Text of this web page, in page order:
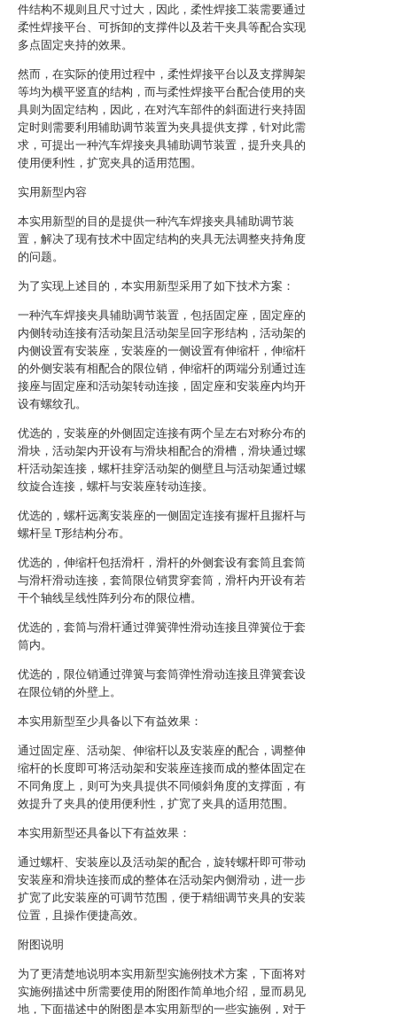
件结构不规则且尺寸过大，因此，柔性焊接工装需要通过
柔性焊接平台、可拆卸的支撑件以及若干夹具等配合实现
多点固定夹持的效果。
然而，在实际的使用过程中，柔性焊接平台以及支撑脚架
等均为横平竖直的结构，而与柔性焊接平台配合使用的夹
具则为固定结构，因此，在对汽车部件的斜面进行夹持固
定时则需要利用辅助调节装置为夹具提供支撑，针对此需
求，可提出一种汽车焊接夹具辅助调节装置，提升夹具的
使用便利性，扩宽夹具的适用范围。
实用新型内容
本实用新型的目的是提供一种汽车焊接夹具辅助调节装
置，解决了现有技术中固定结构的夹具无法调整夹持角度
的问题。
为了实现上述目的，本实用新型采用了如下技术方案：
一种汽车焊接夹具辅助调节装置，包括固定座，固定座的
内侧转动连接有活动架且活动架呈回字形结构，活动架的
内侧设置有安装座，安装座的一侧设置有伸缩杆，伸缩杆
的外侧安装有相配合的限位销，伸缩杆的两端分别通过连
接座与固定座和活动架转动连接，固定座和安装座内均开
设有螺纹孔。
优选的，安装座的外侧固定连接有两个呈左右对称分布的
滑块，活动架内开设有与滑块相配合的滑槽，滑块通过螺
杆活动架连接，螺杆挂穿活动架的侧壁且与活动架通过螺
纹旋合连接，螺杆与安装座转动连接。
优选的，螺杆远离安装座的一侧固定连接有握杆且握杆与
螺杆呈 T形结构分布。
优选的，伸缩杆包括滑杆，滑杆的外侧套设有套筒且套筒
与滑杆滑动连接，套筒限位销贯穿套筒，滑杆内开设有若
干个轴线呈线性阵列分布的限位槽。
优选的，套筒与滑杆通过弹簧弹性滑动连接且弹簧位于套
筒内。
优选的，限位销通过弹簧与套筒弹性滑动连接且弹簧套设
在限位销的外壁上。
本实用新型至少具备以下有益效果：
通过固定座、活动架、伸缩杆以及安装座的配合，调整伸
缩杆的长度即可将活动架和安装座连接而成的整体固定在
不同角度上，则可为夹具提供不同倾斜角度的支撑面，有
效提升了夹具的使用便利性，扩宽了夹具的适用范围。
本实用新型还具备以下有益效果：
通过螺杆、安装座以及活动架的配合，旋转螺杆即可带动
安装座和滑块连接而成的整体在活动架内侧滑动，进一步
扩宽了此安装座的可调节范围，便于精细调节夹具的安装
位置，且操作便捷高效。
附图说明
为了更清楚地说明本实用新型实施例技术方案，下面将对
实施例描述中所需要使用的附图作简单地介绍，显而易见
地，下面描述中的附图是本实用新型的一些实施例，对于